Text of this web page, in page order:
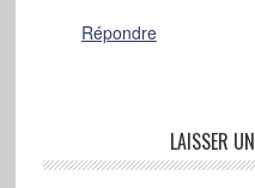
Répondre
LAISSER